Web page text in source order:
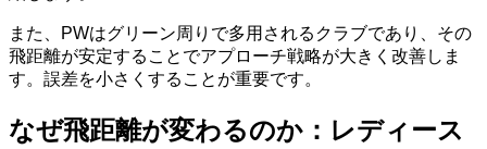
また、PWはグリーン周りで多用されるクラブであり、その
飛距離が安定することでアプローチ戦略が大きく改善しま
す。誤差を小さくすることが重要です。
なぜ飛距離が変わるのか：レディース